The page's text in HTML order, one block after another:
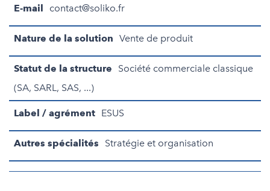
E-mail contact@soliko.fr
Nature de la solution Vente de produit
Statut de la structure
Société commerciale classique
(SA, SARL, SAS, ...)
Label / agrément ESUS
Autres spécialités Stratégie et organisation